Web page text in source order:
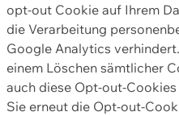
opt-out Cookie auf Ihrem
die Verarbeitung
Google Analytics
einem Löschen sämtlicher
auch diese Opt-out-
Sie erneut die Opt-out-